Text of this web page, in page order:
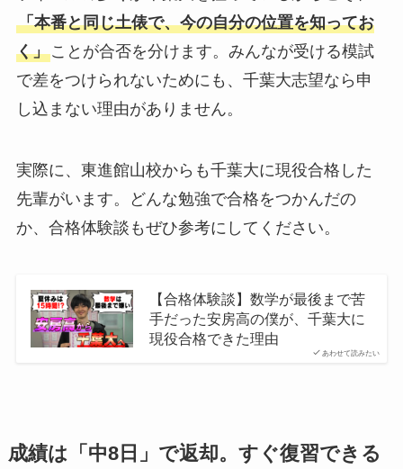
「本番と同じ土俵で、今の自分の位置を知ってお
く」ことが合否を分けます。みんなが受ける模試
で差をつけられないためにも、千葉大志望なら申
し込まない理由がありません。
実際に、東進館山校からも千葉大に現役合格した
先輩がいます。どんな勉強で合格をつかんだの
か、合格体験談もぜひ参考にしてください。
あわせて読みたい
【合格体験談】数学が最後まで苦
手だった安房高の僕が、千葉大に
現役合格できた理由
成績は「中8日」で返却。すぐ復習できる